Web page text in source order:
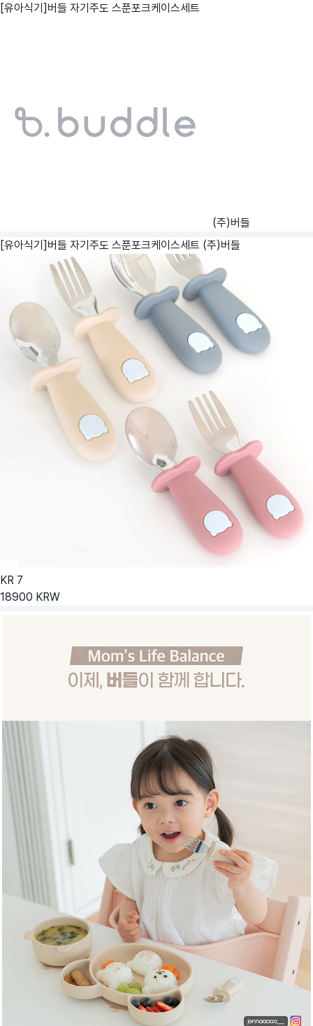
[유아식기]버들 자기주도 스푼포크케이스세트
(주)버들
[유아식기]버들 자기주도 스푼포크케이스세트 (주)버들
KR 7
18900 KRW